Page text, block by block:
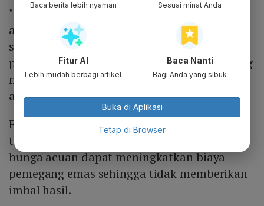
"Investor telah mencari perlindungan aset
aman seperti emas, tidak hanya karena
situasi Ukraina dan meningkatnya volatilitas
pasar saham, tetapi juga tekanan inflasi yang
melonjak," kata Fawad Razaqzada, seorang
analis ThinkMarkets, dilansir dariAntara.
Emas dianggap sebagai aset lindung nilai
terhadap inflasi, sementara kenaikan suku
bunga acuan dapat meningkatkan biaya
pemegang emas sehingga tidak memberikan
imbal hasil.
Baca berita lebih nyaman Sesuai minat Anda
Fitur AI
Lebih mudah berbagi artikel
Baca Nanti
Bagi Anda yang sibuk
Buka di Aplikasi
Tetap di Browser